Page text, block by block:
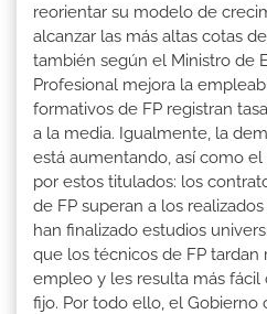
reorientar su modelo de
alcanzar las más altas cotas
también según el Ministro de
Profesional mejora la
formativos de FP registran
a la media. Igualmente, la
está aumentando, así como
por estos titulados: los
de FP superan a los
han finalizado estudios
que los técnicos de FP
empleo y les resulta más
fijo. Por todo ello, el Gobierno